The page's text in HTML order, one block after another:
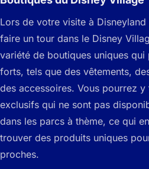
Lors de votre visite à
faire un tour dans le Disney
variété de boutiques uniques
forts, tels que des vêtements,
des accessoires. Vous pourrez
exclusifs qui ne sont pas
dans les parcs à thème, ce qui
trouver des produits uniques
proches.